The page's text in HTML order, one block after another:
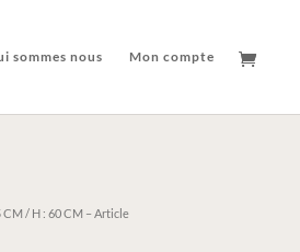
sommes nous Mon compte
CM / H : 60 CM – Article